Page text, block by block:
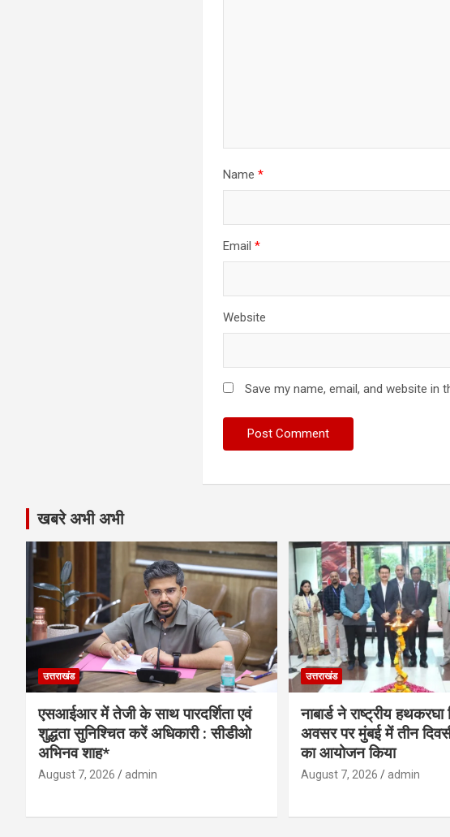
Name*
Email*
Website
Save my name, email, and website
खबरे अभी अभी
उत्तराखंड
एसआईआर में तेजी के साथ पारदर्शिता एवं
शुद्धता सुनिश्चित करें अधिकारी : सीडीओ
अभिनव शाह*
August 7, 2026 admin
उत्तराखंड
नाबार्ड ने राष्ट्रीय
अवसर पर मुंबई में तीन
का आयोजन किया
August 7, 2026 admin